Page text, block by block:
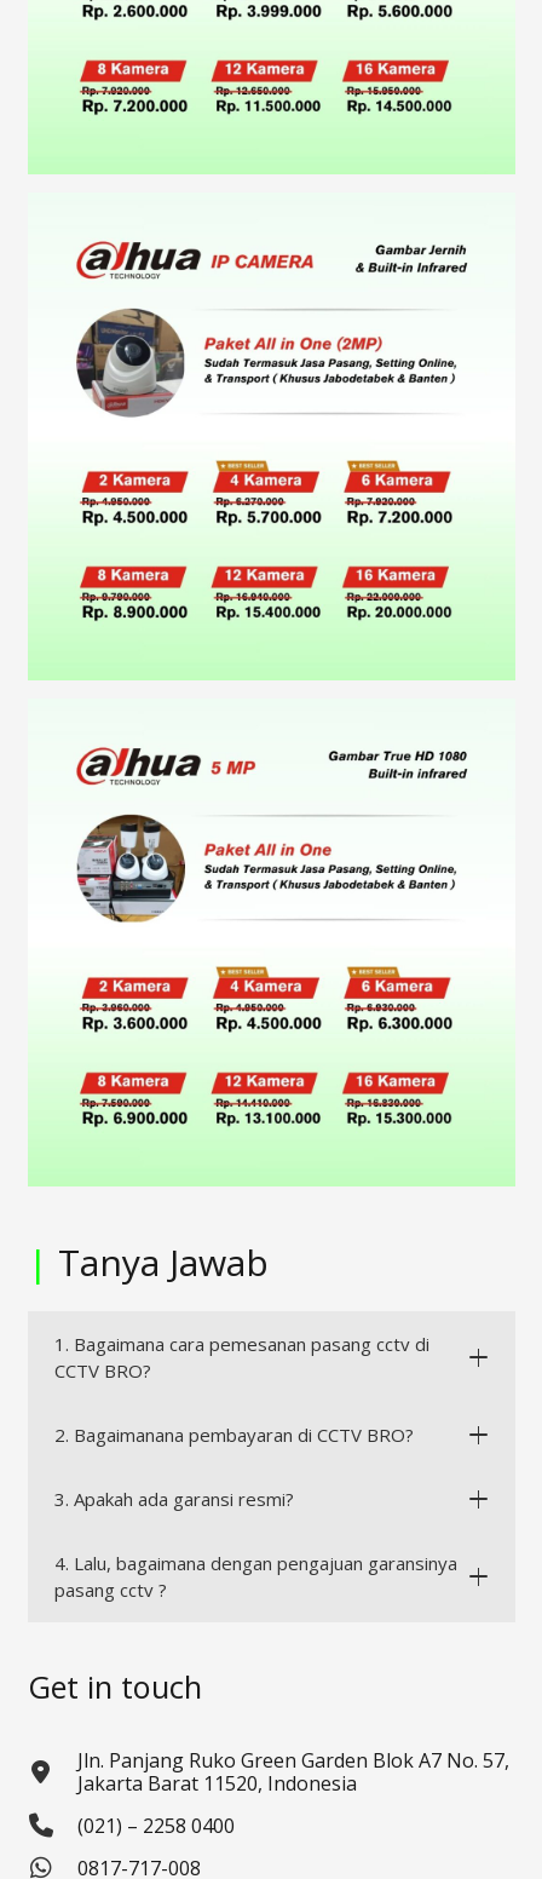
| Tanya Jawab
1. Bagaimana cara pemesanan pasang cctv di
CCTV BRO?
2. Bagaimanana pembayaran di CCTV BRO?
3. Apakah ada garansi resmi?
4. Lalu, bagaimana dengan pengajuan garansinya
pasang cctv ?
Get in touch
Jln. Panjang Ruko Green Garden Blok A7 No. 57,
Jakarta Barat 11520, Indonesia
(021) – 2258 0400
0817-717-008